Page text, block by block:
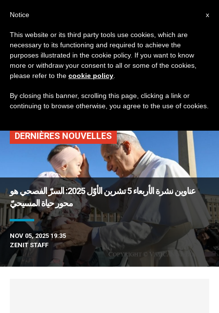
TAG
Posts Tagged ‘فيلم
آلام المسيح’
DERNIÈRES NOUVELLES
عناوين نشرة الأربعاء 5 تشرين الأوّل 2025: السرّ الفصحي هو
محور حياة المسيحيّ
NOV 05, 2025 19:35
ZENIT STAFF
x
Notice
This website or its third party tools use cookies, which are
necessary to its functioning and required to achieve the
purposes illustrated in the cookie policy. If you want to know
more or withdraw your consent to all or some of the cookies,
please refer to the cookie policy
By closing this banner, scrolling this page, clicking a link or
continuing to browse otherwise, you agree to the use of cookies.